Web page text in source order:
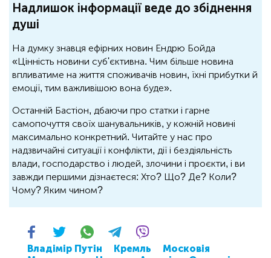
Надлишок інформації веде до збіднення
душі
На думку знавця ефірних новин Ендрю Бойда
«Цінність новини суб'єктивна. Чим більше новина
впливатиме на життя споживачів новин, їхні прибутки й
емоції, тим важливішою вона буде».
Останній Бастіон, дбаючи про статки і гарне
самопочуття своїх шанувальників, у кожній новині
максимально конкретний. Читайте у нас про
надзвичайні ситуації і конфлікти, дії і бездіяльність
влади, господарство і людей, злочини і проєкти, і ви
завжди першими дізнаєтеся: Хто? Що? Де? Коли?
Чому? Яким чином?
Владімір Путін Кремль
Московія